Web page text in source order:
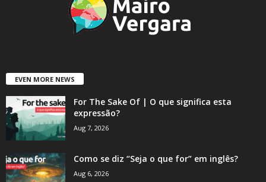
EVEN MORE NEWS
For The Sake Of | O que significa esta
expressão?
Aug 7, 2026
Como se diz “Seja o que for” em inglês?
Aug 6, 2026